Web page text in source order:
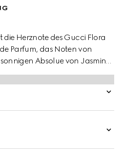
Herznote des Gucci Flora
Parfum, das Noten von
Absolue von Jasmin
lässt. Ein Birnenblüten-
braunem Zucker verleihen
Hier gehört der Duft zu